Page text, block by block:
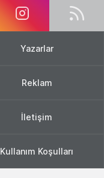
Yazarlar
Reklam
İletişim
Kullanım Koşulları